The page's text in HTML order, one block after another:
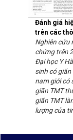
Đánh giá
trên các
Nghiên cứu
chứng trên
Đại học Y
sinh có
nam giới có
giãn TMT
giãn TMT
lượng của